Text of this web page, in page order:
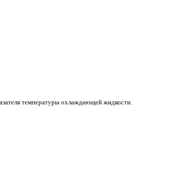
температуры охлаждающей жидкости.